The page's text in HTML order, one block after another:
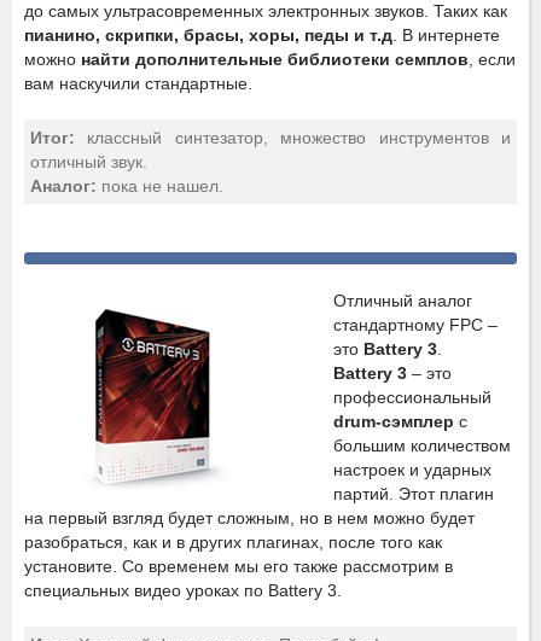
до самых ультрасовременных электронных звуков. Таких как
пианино, скрипки, брасы, хоры, педы и т.д . В интернете
можно найти дополнительные библиотеки семплов , если
вам наскучили стандартные.
Итог: классный синтезатор, множество инструментов и
отличный звук.
Аналог: пока не нашел.
Отличный аналог
стандартному FPC –
это Battery 3
Battery 3 – это
профессиональный
drum-сэмплер с
большим количеством
настроек и ударных
партий. Этот плагин
на первый взгляд будет сложным, но в нем можно будет
разобраться, как и в других плагинах, после того как
установите. Со временем мы его также рассмотрим в
специальных видео уроках по Battery 3.